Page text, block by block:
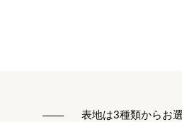
表地は3種類からお